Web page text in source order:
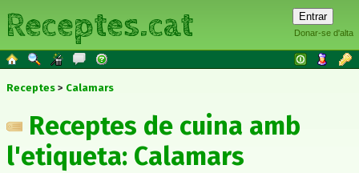
Donar-se d'alta
Receptes.cat
Receptes Calamars
Receptes de cuina amb
l'etiqueta: Calamars